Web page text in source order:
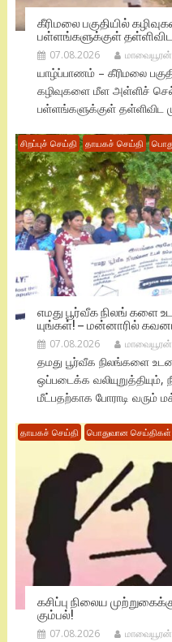
கீரிமலை பகுதியில்
பள்ளங்களுக்குள் தள்ளிவிட
07.08.2026 மாவையூரன்
யாழ்ப்பாணம் – கீரிமலை
கழிவுகளை மீள அள்ளிச்
பள்ளங்களுக்குள் தள்ளிவிட
சிறப்புச் செய்தி தாயகச் செய்தி
எமது பூர்வீக நிலங் களை
யுங்கள்! – மன்னாரில்
07.08.2026 மாவையூரன்
தமது பூர்வீக நிலங்களை
ஒப்படைக்க
மீட்பதற்காக போராடி வரும்
தாயகச் செய்தி பொதுவான செய்திகள்
கசிப்பு நிலைய
கும்பல்!
07.08.2026 மாவையூரன்